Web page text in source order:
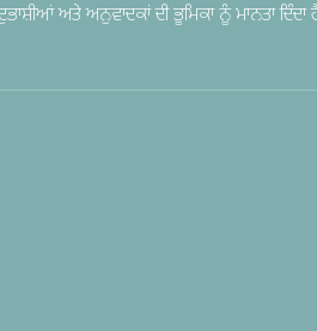
ਅਤੇ ਅਨੁਵਾਦਕਾਂ ਦੀ ਭੂਮਿਕਾ ਨੂੰ ਮਾਨਤਾ ਦਿੰਦਾ